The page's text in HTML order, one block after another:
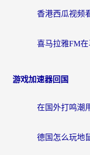
游戏加速器回国